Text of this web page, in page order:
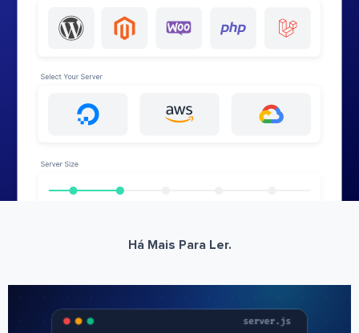
Há Mais Para Ler.